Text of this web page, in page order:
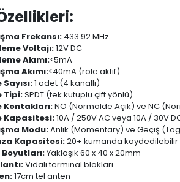
Frekansı: 433.92 MHz
Voltajı:12V DC
Akımı:<5mA
Akımı:<40mA (röle aktif)
Sayısı:1 adet (4 kanallı)
Tipi:SPDT (tek kutuplu çift yönlü)
Kontakları:NO (Normalde Açık) ve NC
Kapasitesi:10A / 250V AC veya 10A / 30V
Modu:Anlık (Momentary) ve Geçiş
Kapasitesi:20+ kumanda kaydedilebilir
Boyutları:Yaklaşık 60 x 40 x 20mm
Vidalı terminal blokları
17cm tel anten